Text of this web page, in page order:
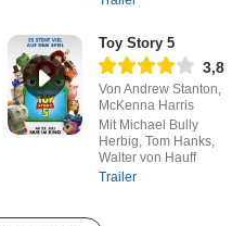
Toy Story 5
3,8
Von Andrew Stanton,
McKenna Harris
Mit Michael Bully
Herbig, Tom Hanks,
Walter von Hauff
Trailer